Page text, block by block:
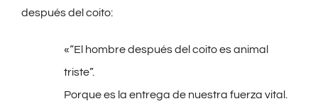
después del coito:
«“El hombre después del coito es animal
triste”.
Porque es la entrega de nuestra fuerza vital.